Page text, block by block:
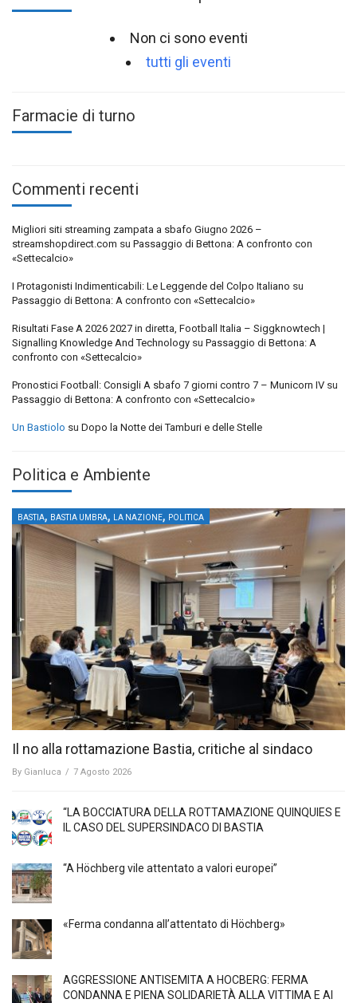
Non ci sono eventi
tutti gli eventi
Farmacie di turno
Commenti recenti
Migliori siti streaming zampata a sbafo Giugno 2026 –
streamshopdirect.com su Passaggio di Bettona: A confronto con
«Settecalcio»
I Protagonisti Indimenticabili: Le Leggende del Colpo Italiano su
Passaggio di Bettona: A confronto con «Settecalcio»
Risultati Fase A 2026 2027 in diretta, Football Italia – Siggknowtech |
Signalling Knowledge And Technology su Passaggio di Bettona: A
confronto con «Settecalcio»
Pronostici Football: Consigli A sbafo 7 giorni contro 7 – Municorn IV su
Passaggio di Bettona: A confronto con «Settecalcio»
Un Bastiolo su Dopo la Notte dei Tamburi e delle Stelle
Politica e Ambiente
BASTIA, BASTIA UMBRA, LA NAZIONE, POLITICA
Il no alla rottamazione Bastia, critiche al sindaco
By Gianluca / 7 Agosto 2026
“LA BOCCIATURA DELLA ROTTAMAZIONE QUINQUIES E
IL CASO DEL SUPERSINDACO DI BASTIA
“A Höchberg vile attentato a valori europei”
«Ferma condanna all’attentato di Höchberg»
AGGRESSIONE ANTISEMITA A HÖCBERG: FERMA
CONDANNA E PIENA SOLIDARIETÀ ALLA VITTIMA E AI